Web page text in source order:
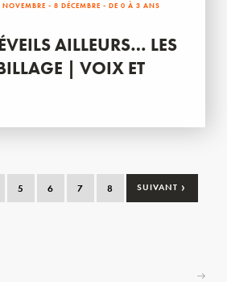
NOVEMBRE - 8 DÉCEMBRE - DE 0 À 3 ANS
AILLEURS… LES
| VOIX ET
5 6 7 8 SUIVANT ›